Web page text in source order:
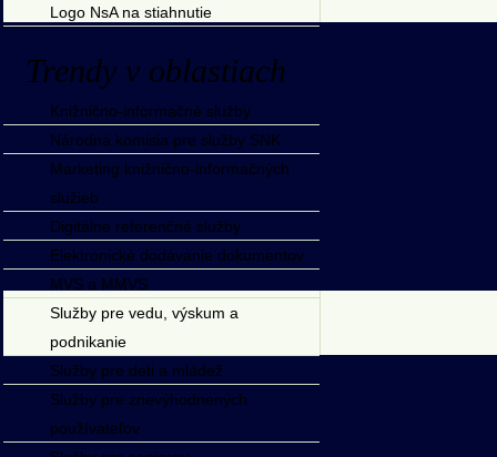
Logo NsA na stiahnutie
Trendy v oblastiach
Knižnično-informačné služby
Národná komisia pre služby SNK
Marketing knižnično-informačných
služieb
Digitálne referenčné služby
Elektronické dodávanie dokumentov
MVS a MMVS
Služby pre vedu, výskum a
podnikanie
Služby pre deti a mládež
Služby pre znevýhodnených
používateľov